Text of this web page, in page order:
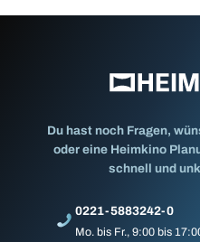
Du hast noch Fragen,
oder eine Heimkino
schnell und
0221-5883242-0
Mo. bis Fr., 9:00 bis